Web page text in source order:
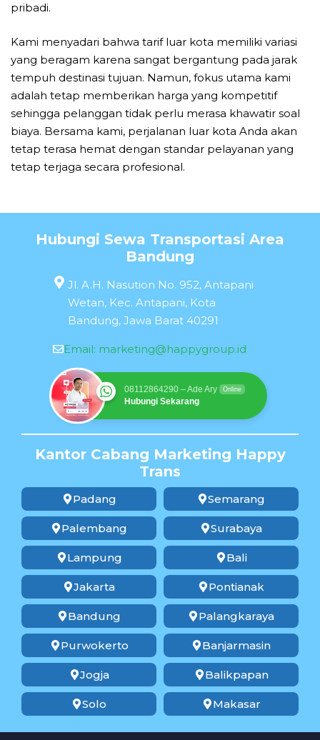
pribadi.
Kami menyadari bahwa tarif luar kota memiliki variasi
yang beragam karena sangat bergantung pada jarak
tempuh destinasi tujuan. Namun, fokus utama kami
adalah tetap memberikan harga yang kompetitif
sehingga pelanggan tidak perlu merasa khawatir soal
biaya. Bersama kami, perjalanan luar kota Anda akan
tetap terasa hemat dengan standar pelayanan yang
tetap terjaga secara profesional.
Hubungi Sewa Transportasi Area
Bandung
Jl. A.H. Nasution No. 952, Antapani
Wetan, Kec. Antapani, Kota
Bandung, Jawa Barat 40291
Email: marketing@happygroup.id
08112864290 – Ade Ary Online
Hubungi Sekarang
Kantor Cabang Marketing Happy
Trans
Padang
Palembang
Lampung
Jakarta
Bandung
Purwokerto
Jogja
Solo
Semarang
Surabaya
Bali
Pontianak
Palangkaraya
Banjarmasin
Balikpapan
Makasar